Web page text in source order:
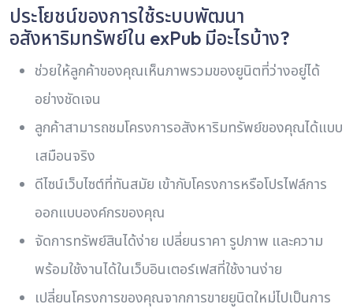
ประโยชน์ของการใช้ระบบพัฒนา
อสังหาริมทรัพย์ใน exPub มีอะไรบ้าง?
ช่วยให้ลูกค้าของคุณเห็นภาพรวมของยูนิตที่ว่างอยู่ได้
อย่างชัดเจน
ลูกค้าสามารถชมโครงการอสังหาริมทรัพย์ของคุณได้แบบ
เสมือนจริง
ดีไซน์เว็บไซต์ที่ทันสมัย ​​เข้ากับโครงการหรือโปรไฟล์การ
ออกแบบองค์กรของคุณ
จัดการทรัพย์สินได้ง่าย เปลี่ยนราคา รูปภาพ และความ
พร้อมใช้งานได้ในเว็บอินเตอร์เฟสที่ใช้งานง่าย
เปลี่ยนโครงการของคุณจากการขายยูนิตใหม่ไปเป็นการ